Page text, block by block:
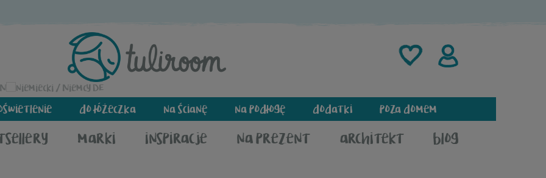
DE
do łóżeczka na ścianę na podłogę dodatki poza domem
marki inspiracje na prezent architekt blog